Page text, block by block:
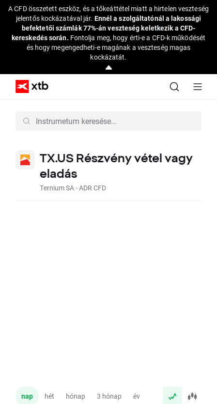
A CFD összetett eszköz, és a tőkeáttétel miatt a hirtelen veszteség
jelentős kockázatával jár. Ennél a szolgáltatónál a lakossági
befektetői számlák 77%-án veszteség keletkezik a CFD-
kereskedés során. Fontolja meg, hogy érti-e a CFD-k működését
és hogy megengedheti-e magának a veszteség magas
kockázatát.
TX.US Részvény vétel vagy
eladás
Ternium SA - ADR CFD
nap hét hónap 3 hónap év